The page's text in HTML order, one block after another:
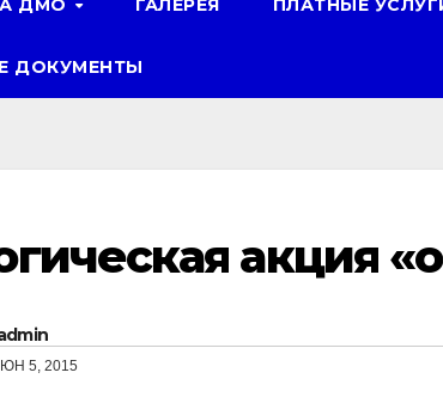
ДМО ГАЛЕРЕЯ ПЛАТНЫЕ
ДОКУМЕНТЫ
акция
5, 2015